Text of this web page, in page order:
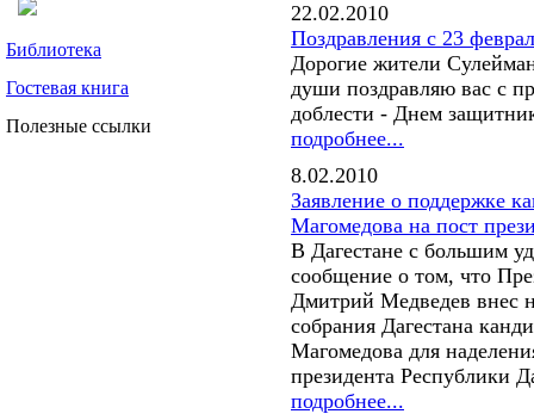
Библиотека
Гостевая книга
Полезные ссылки
22.02.2010
Поздравления с 23
Дорогие жители
души поздравляю вас с
доблести - Днем
подробнее...
8.02.2010
Заявление о поддержке
Магомедова на пост
В Дагестане с большим
сообщение о том, что
Дмитрий Медведев внес
собрания Дагестана
Магомедова для
президента Республики
подробнее...